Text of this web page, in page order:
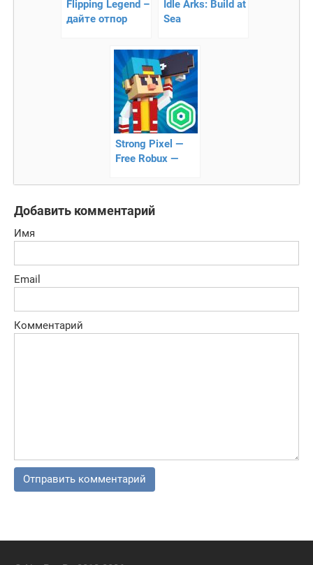
Flipping Legend –
дайте отпор
Idle Arks: Build at
Sea
Strong Pixel —
Free Robux —
Добавить комментарий
Имя
Email
Комментарий